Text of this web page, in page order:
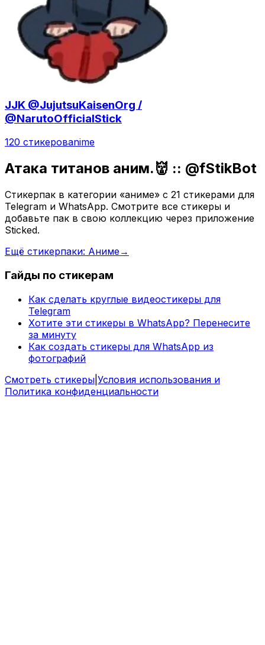
JJK @JujutsuKaisenOrg /
@NarutoOfficialStick
120 стикеровanime
Атака титанов аним.👹 :: @fStikBot
Стикерпак в категории «аниме» с 21 стикерами для
Telegram и WhatsApp. Смотрите все стикеры и
добавьте пак в свою коллекцию через приложение
Sticked.
Ещё стикерпаки: Аниме→
Гайды по стикерам
Как сделать круглые видеостикеры для
Telegram
Хотите эти стикеры в WhatsApp? Перенесите
за минуту
Как создать стикеры для WhatsApp из
фотографий
Смотреть стикеры Условия использования и
Политика конфиденциальности